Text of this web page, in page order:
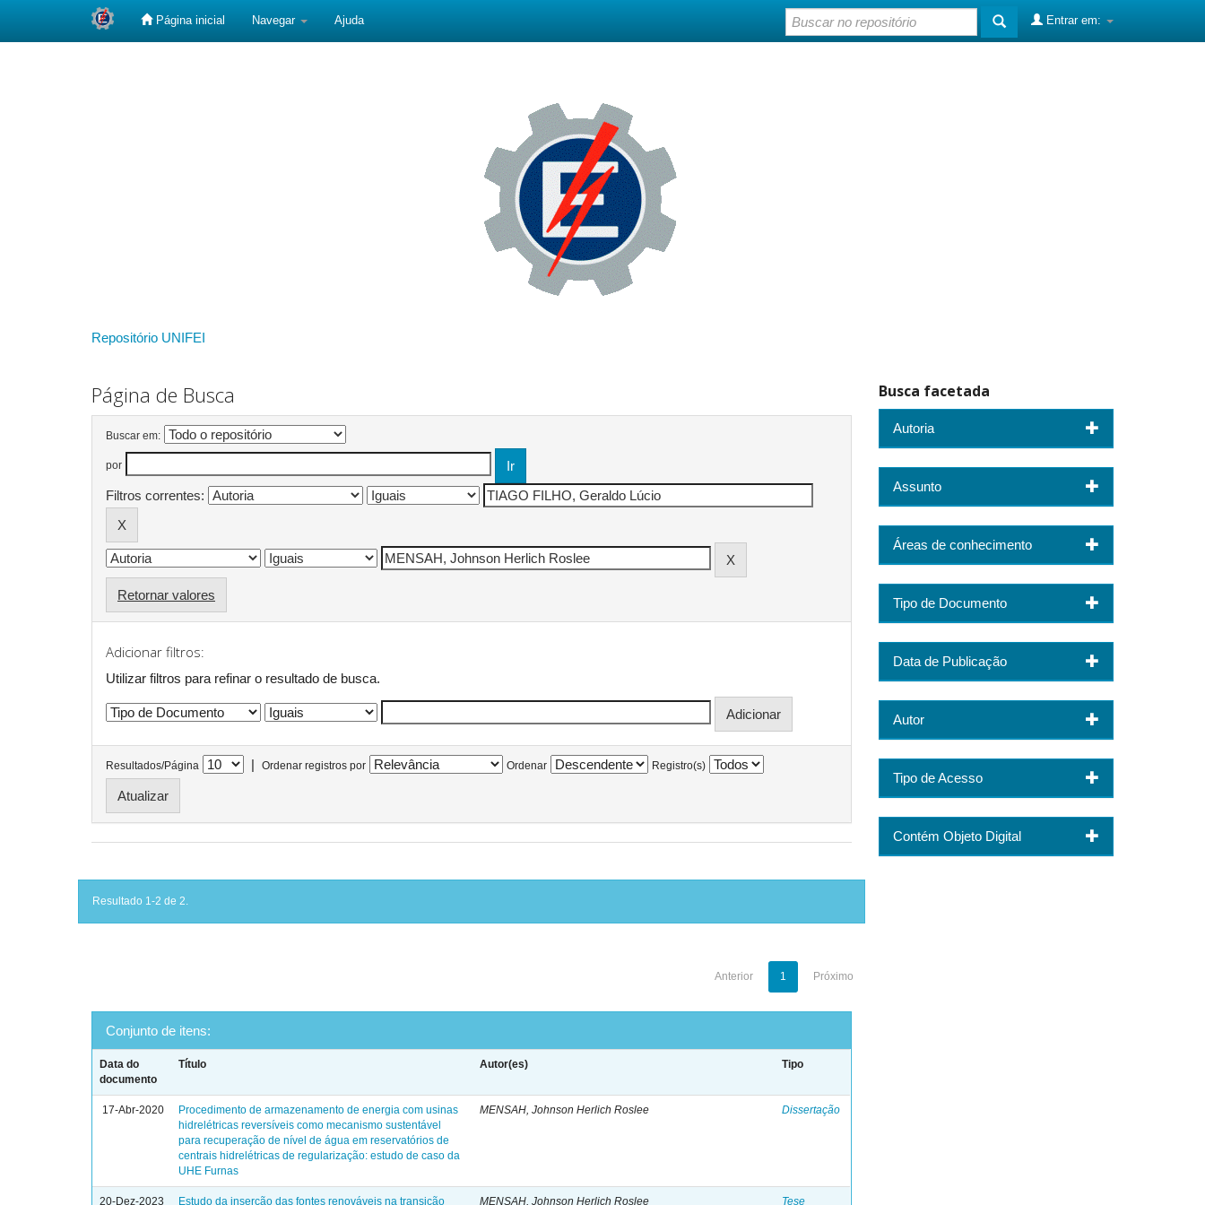
Página inicial Navegar Ajuda Entrar em:
Repositório UNIFEI
Página de Busca
Buscar em:
por
Filtros correntes:
Retornar valores
Adicionar filtros:
Utilizar filtros para refinar o resultado de busca.
Resultados/Página | Ordenar registros por Ordenar Registro(s)
Resultado 1-2 de 2.
Anterior 1 Próximo
Conjunto de itens:
Data do
documento
Título Autor(es) Tipo
17-Abr-2020
Procedimento de armazenamento de energia com usinas
hidrelétricas reversíveis como mecanismo sustentável
para recuperação de nível de água em reservatórios de
centrais hidrelétricas de regularização: estudo de caso da
UHE Furnas
MENSAH, Johnson Herlich Roslee Dissertação
20-Dez-2023 Estudo da inserção das fontes renováveis na transição MENSAH, Johnson Herlich Roslee Tese
Busca facetada
Autoria
Assunto
Áreas de conhecimento
Tipo de Documento
Data de Publicação
Autor
Tipo de Acesso
Contém Objeto Digital